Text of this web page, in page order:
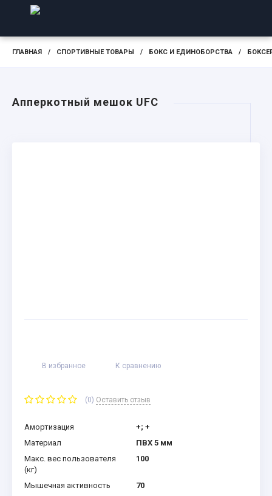
ГЛАВНАЯ / СПОРТИВНЫЕ ТОВАРЫ / БОКС И ЕДИНОБОРСТВА /
Апперкотный мешок UFC
В избранное К сравнению
(0) Оставить отзыв
Амортизация
+; +
Материал
ПВХ 5 мм
Макс. вес пользователя
(кг)
100
Мышечная активность
70